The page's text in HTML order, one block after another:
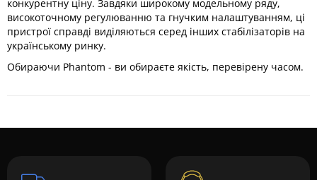
конкурентну ціну. Завдяки широкому модельному ряду,
високоточному регулюванню та гнучким налаштуванням, ці
пристрої справді виділяються серед інших стабілізаторів на
українському ринку.
Обираючи Phantom - ви обираєте якість, перевірену часом.